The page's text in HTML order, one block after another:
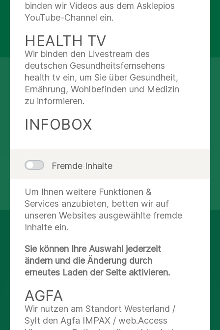
Asklepios Westklinikum Hamburg
22559 Hamburg
(0 40) 81 91-0
Nachricht schreiben
teilen tweet
BLEIBEN
X
binden wir Videos aus dem Asklepios
YouTube-Channel ein.
HEALTH TV
Wir binden den Livestream des
deutschen Gesundheitsfernsehens
health tv ein, um Sie über Gesundheit,
Ernährung, Wohlbefinden und Medizin
zu informieren.
INFOBOX
Fremde Inhalte
Um Ihnen weitere Funktionen &
Services anzubieten, betten wir auf
unseren Websites ausgewählte fremde
Inhalte ein.
Sie können Ihre Auswahl jederzeit
ändern und die Änderung durch
erneutes Laden der Seite aktivieren.
AGFA
Wir nutzen am Standort Westerland /
Sylt den Agfa IMPAX / web.Access